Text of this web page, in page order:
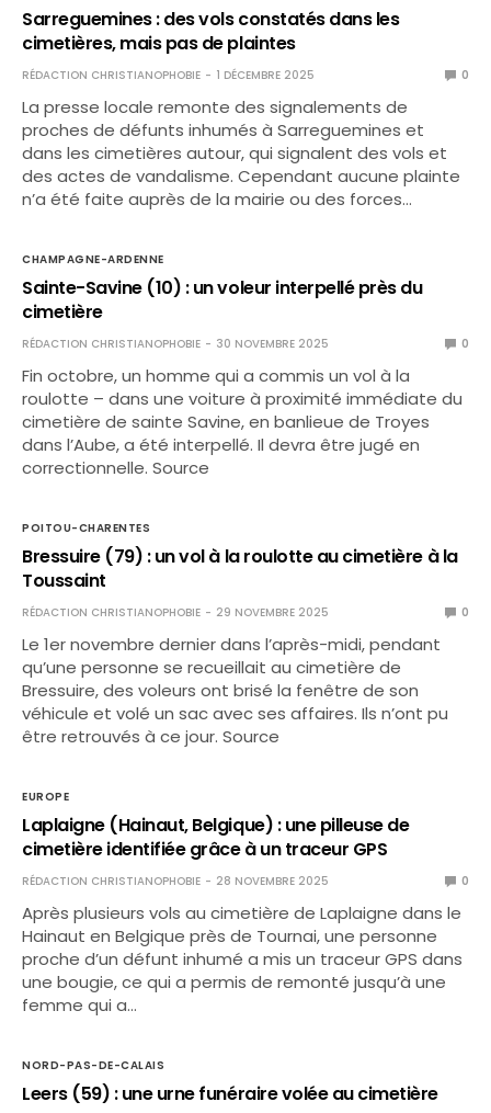
Sarreguemines : des vols constatés dans les
cimetières, mais pas de plaintes
RÉDACTION CHRISTIANOPHOBIE 1 DÉCEMBRE 2025 0
La presse locale remonte des signalements de
proches de défunts inhumés à Sarreguemines et
dans les cimetières autour, qui signalent des vols et
des actes de vandalisme. Cependant aucune plainte
n’a été faite auprès de la mairie ou des forces…
CHAMPAGNE-ARDENNE
Sainte-Savine (10) : un voleur interpellé près du
cimetière
RÉDACTION CHRISTIANOPHOBIE 30 NOVEMBRE 2025 0
Fin octobre, un homme qui a commis un vol à la
roulotte – dans une voiture à proximité immédiate du
cimetière de sainte Savine, en banlieue de Troyes
dans l’Aube, a été interpellé. Il devra être jugé en
correctionnelle. Source
POITOU-CHARENTES
Bressuire (79) : un vol à la roulotte au cimetière à la
Toussaint
RÉDACTION CHRISTIANOPHOBIE 29 NOVEMBRE 2025 0
Le 1er novembre dernier dans l’après-midi, pendant
qu’une personne se recueillait au cimetière de
Bressuire, des voleurs ont brisé la fenêtre de son
véhicule et volé un sac avec ses affaires. Ils n’ont pu
être retrouvés à ce jour. Source
EUROPE
Laplaigne (Hainaut, Belgique) : une pilleuse de
cimetière identifiée grâce à un traceur GPS
RÉDACTION CHRISTIANOPHOBIE 28 NOVEMBRE 2025 0
Après plusieurs vols au cimetière de Laplaigne dans le
Hainaut en Belgique près de Tournai, une personne
proche d’un défunt inhumé a mis un traceur GPS dans
une bougie, ce qui a permis de remonté jusqu’à une
femme qui a…
NORD-PAS-DE-CALAIS
Leers (59) : une urne funéraire volée au cimetière